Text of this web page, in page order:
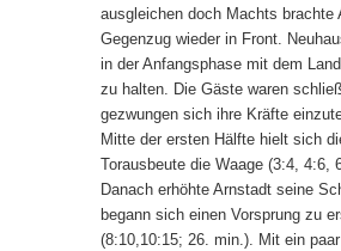
ausgleichen doch Machts brachte
Gegenzug wieder in Front.
in der Anfangsphase mit dem
zu halten. Die Gäste waren
gezwungen sich ihre Kräfte
Mitte der ersten Hälfte hielt sich
Torausbeute die Waage (3:4, 4:6,
Danach erhöhte Arnstadt seine
begann sich einen Vorsprung zu
(8:10,10:15; 26. min.). Mit ein